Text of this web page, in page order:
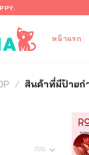
หน้าแรก
/ สินค้าที่มีป้ายก
(59)